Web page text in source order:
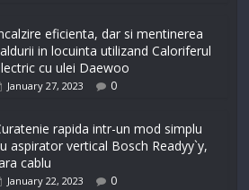
eficienta, dar si mentinerea
in locuinta utilizand Caloriferul
cu ulei Daewoo
January 27, 2023 0
rapida intr-un mod simplu
aspirator vertical Bosch Readyy`y,
cablu
January 22, 2023 0